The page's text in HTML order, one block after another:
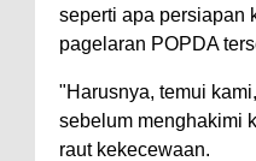
seperti apa persiapan
pagelaran POPDA
"Harusnya, temui
sebelum menghakimi
raut kekecewaan.